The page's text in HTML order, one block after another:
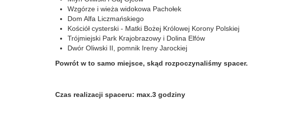
Wzgórze i wieża widokowa Pachołek
Dom Alfa Liczmańskiego
Kościół cysterski - Matki Bożej Królowej Korony Polskiej
Trójmiejski Park Krajobrazowy i Dolina Elfów
Dwór Oliwski II, pomnik Ireny Jarockiej
Powrót w to samo miejsce, skąd rozpoczynaliśmy spacer.
Czas realizacji spaceru: max.3 godziny